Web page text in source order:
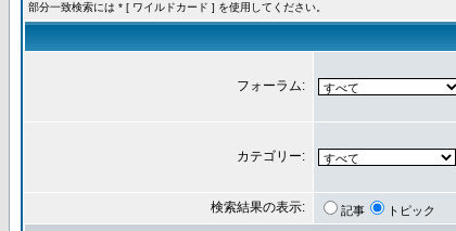
部分一致検索には * [ ワイルドカード ] を使用してください。
フォーラム:
カテゴリー:
検索結果の表示: 記事 トピック